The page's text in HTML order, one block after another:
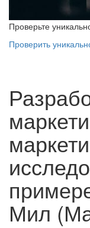
Проверьте
Проверить
Мил